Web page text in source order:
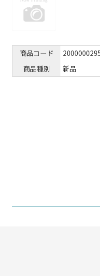
商品コード
商品種別
新品